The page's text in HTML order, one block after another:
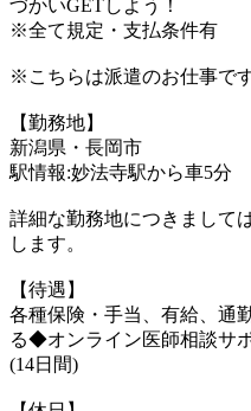
づかいGETしよう！
※全て規定・支払条件有
※こちらは派遣のお仕事で
【勤務地】
新潟県・長岡市
駅情報:妙法寺駅から車5分
詳細な勤務地につきまして
します。
【待遇】
各種保険・手当、有給、
る◆オンライン医師相談サ
(14日間)